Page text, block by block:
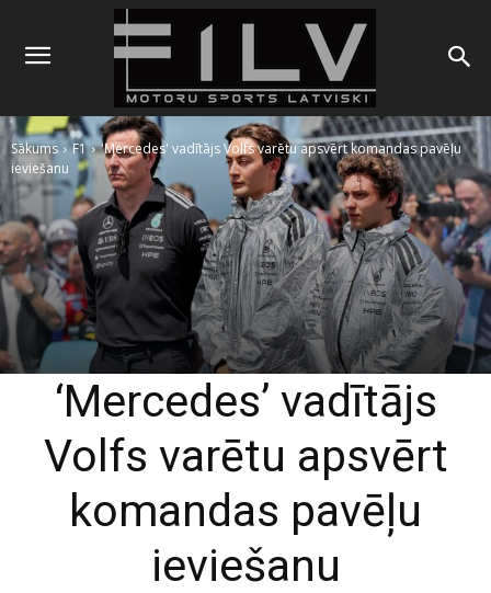
Sākums F1
'Mercedes' vadītājs Volfs varētu apsvērt komandas pavēļu
ieviešanu
‘Mercedes’ vadītājs
Volfs varētu apsvērt
komandas pavēļu
ieviešanu